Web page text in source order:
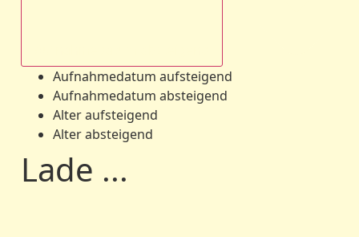
Aufnahmedatum aufsteigend
Aufnahmedatum absteigend
Alter aufsteigend
Alter absteigend
Lade ...